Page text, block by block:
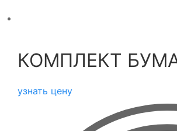
КОМПЛЕКТ
узнать цену